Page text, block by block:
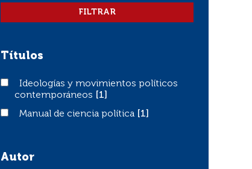
Títulos
Ideologías y movimientos políticos contemporáneos
Ideologías y movimientos políticos
contemporáneos
[1]
Manual de ciencia política
Manual de ciencia política [1]
Autor